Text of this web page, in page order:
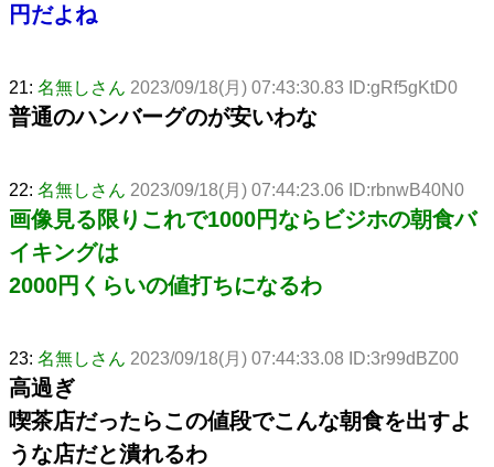
円だよね
21: 名無しさん 2023/09/18(月) 07:43:30.83 ID:gRf5gKtD0
普通のハンバーグのが安いわな
22: 名無しさん 2023/09/18(月) 07:44:23.06 ID:rbnwB40N0
画像見る限りこれで1000円ならビジホの朝食バ
イキングは
2000円くらいの値打ちになるわ
23: 名無しさん 2023/09/18(月) 07:44:33.08 ID:3r99dBZ00
高過ぎ
喫茶店だったらこの値段でこんな朝食を出すよ
うな店だと潰れるわ